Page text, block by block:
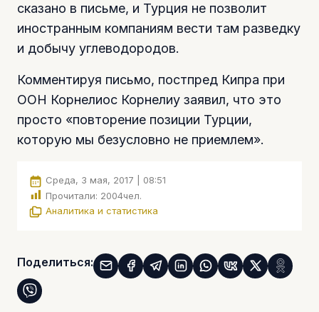
сказано в письме, и Турция не позволит
иностранным компаниям вести там разведку
и добычу углеводородов.
Комментируя письмо, постпред Кипра при
ООН Корнелиос Корнелиу заявил, что это
просто «повторение позиции Турции,
которую мы безусловно не приемлем».
Среда, 3 мая, 2017 | 08:51
Прочитали: 2004чел.
Аналитика и статистика
Поделиться: